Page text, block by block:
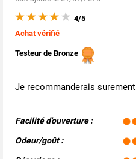
4/5
Achat vérifié
Testeur de Bronze
Je recommanderais surement
Facilité d'ouverture :
Odeur/goût :